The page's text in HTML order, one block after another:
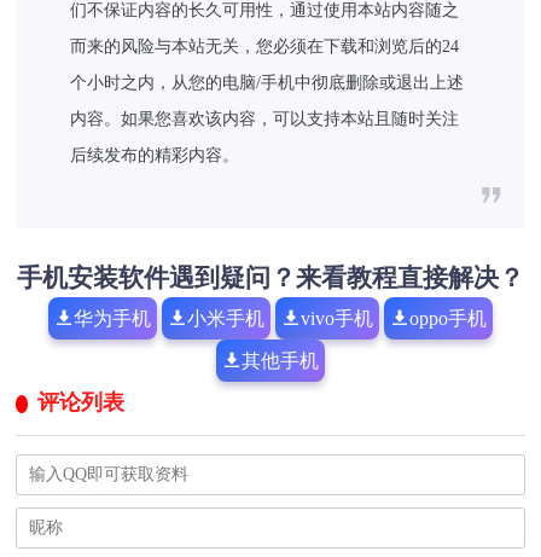
们不保证内容的长久可用性，通过使用本站内容随之
而来的风险与本站无关，您必须在下载和浏览后的24
个小时之内，从您的电脑/手机中彻底删除或退出上述
内容。如果您喜欢该内容，可以支持本站且随时关注
后续发布的精彩内容。
手机安装软件遇到疑问？来看教程直接解决？
华为手机 小米手机 vivo手机 oppo手机
其他手机
评论列表